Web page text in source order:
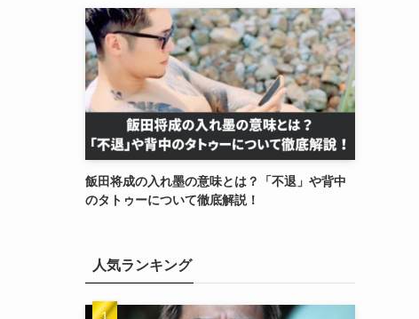
飯田将成の入れ墨の意味とは？「不退」や背中
のタトゥーについて徹底解説！
人気ランキング